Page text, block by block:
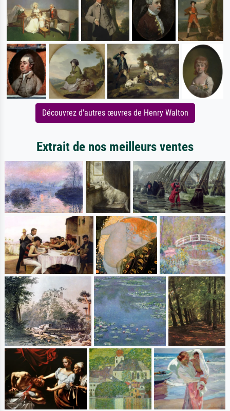
Découvrez d'autres œuvres de Henry Walton
Extrait de nos meilleurs ventes